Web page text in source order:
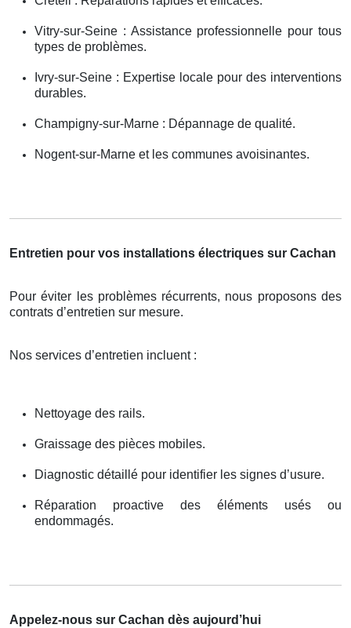
Vitry-sur-Seine : Assistance professionnelle pour tous
types de problèmes.
Ivry-sur-Seine : Expertise locale pour des interventions
durables.
Champigny-sur-Marne : Dépannage de qualité.
Nogent-sur-Marne et les communes avoisinantes.
Entretien pour vos installations électriques sur Cachan
Pour éviter les problèmes récurrents, nous proposons des
contrats d’entretien sur mesure.
Nos services d’entretien incluent :
Nettoyage des rails.
Graissage des pièces mobiles.
Diagnostic détaillé pour identifier les signes d’usure.
Réparation proactive des éléments usés ou
endommagés.
Appelez-nous sur Cachan dès aujourd’hui